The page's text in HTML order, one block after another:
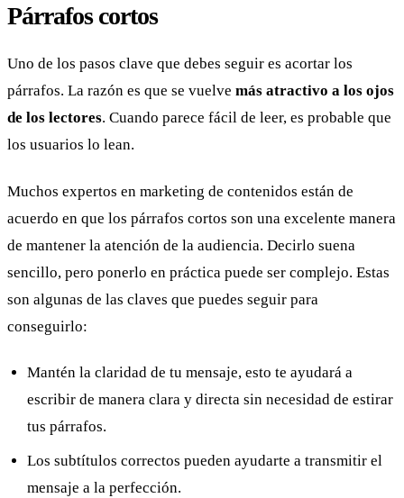
Párrafos cortos
Uno de los pasos clave que debes seguir es acortar los
párrafos. La razón es que se vuelve más atractivo a los ojos
de los lectores. Cuando parece fácil de leer, es probable que
los usuarios lo lean.
Muchos expertos en marketing de contenidos están de
acuerdo en que los párrafos cortos son una excelente manera
de mantener la atención de la audiencia. Decirlo suena
sencillo, pero ponerlo en práctica puede ser complejo. Estas
son algunas de las claves que puedes seguir para
conseguirlo:
Mantén la claridad de tu mensaje, esto te ayudará a
escribir de manera clara y directa sin necesidad de estirar
tus párrafos.
Los subtítulos correctos pueden ayudarte a transmitir el
mensaje a la perfección.